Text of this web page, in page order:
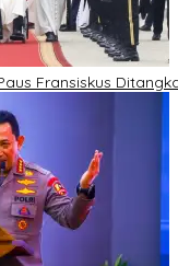
Fransiskus